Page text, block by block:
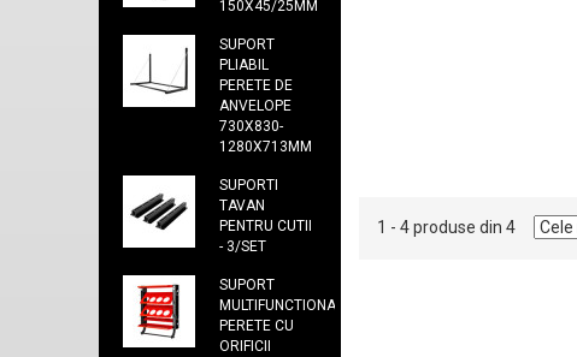
150X45/25MM
SUPORT
PLIABIL
PERETE DE
ANVELOPE
730X830-
1280X713MM
SUPORTI
TAVAN
PENTRU CUTII
- 3/SET
SUPORT
MULTIFUNCTIONAL
PERETE CU
ORIFICII
1 - 4 produse din 4